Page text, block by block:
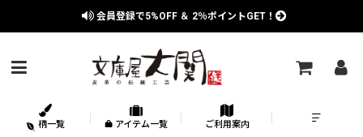
会員登録で5%OFF ＆ 2％ポイントGET！
柄一覧 アイテム一覧 ご利用案内